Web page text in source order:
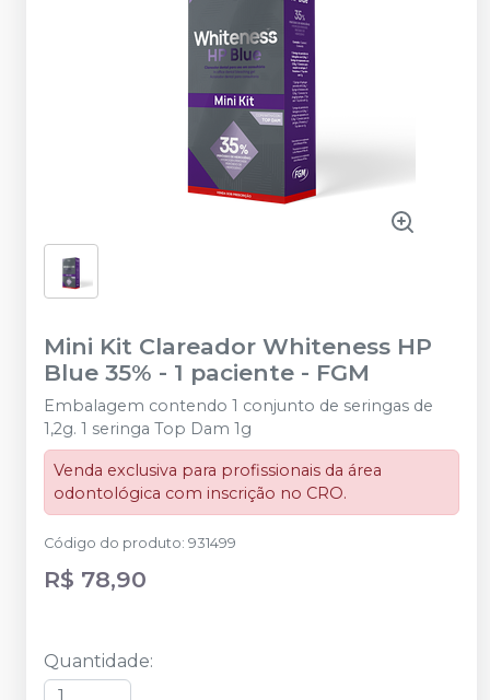
Mini Kit Clareador Whiteness HP
Blue 35% - 1 paciente - FGM
Embalagem contendo 1 conjunto de seringas de
1,2g. 1 seringa Top Dam 1g
Venda exclusiva para profissionais da área
odontológica com inscrição no CRO.
Código do produto: 931499
R$ 78,90
Quantidade: